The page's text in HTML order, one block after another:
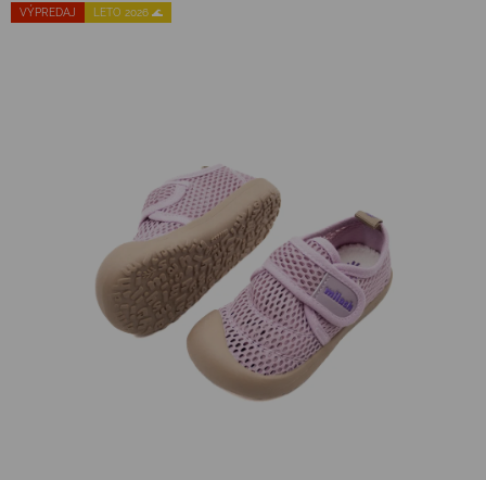
VÝPREDAJ LETO 2026 🌊